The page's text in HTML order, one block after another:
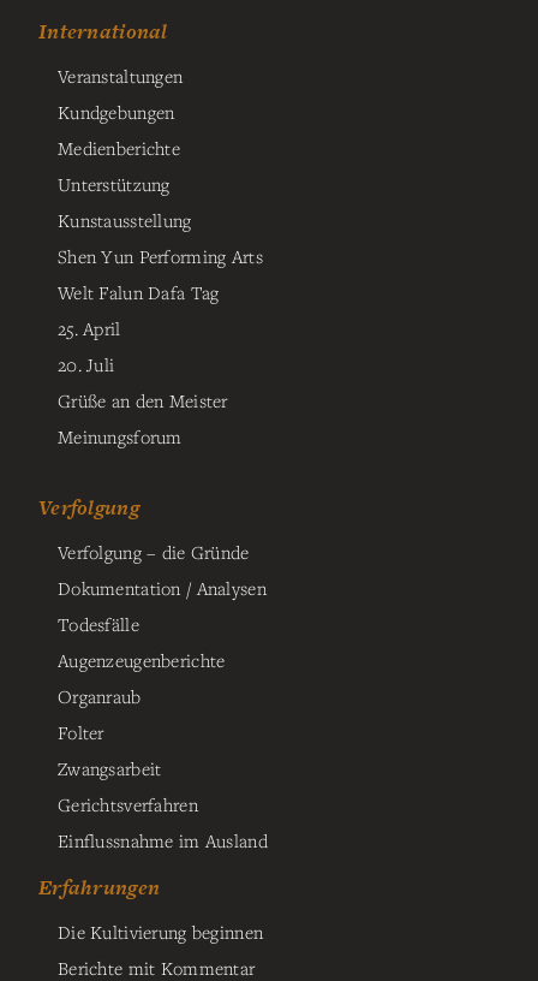
International
Veranstaltungen
Kundgebungen
Medienberichte
Unterstützung
Kunstausstellung
Shen Yun Performing Arts
Welt Falun Dafa Tag
25. April
20. Juli
Grüße an den Meister
Meinungsforum
Verfolgung
Verfolgung – die Gründe
Dokumentation / Analysen
Todesfälle
Augenzeugenberichte
Organraub
Folter
Zwangsarbeit
Gerichtsverfahren
Einflussnahme im Ausland
Erfahrungen
Die Kultivierung beginnen
Berichte mit Kommentar